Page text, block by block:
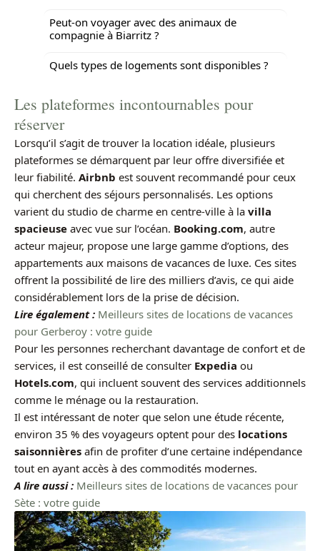
Peut-on voyager avec des animaux de
compagnie à Biarritz ?
Quels types de logements sont disponibles ?
Les plateformes incontournables pour
réserver
Lorsqu’il s’agit de trouver la location idéale, plusieurs
plateformes se démarquent par leur offre diversifiée et
leur fiabilité. Airbnb est souvent recommandé pour ceux
qui cherchent des séjours personnalisés. Les options
varient du studio de charme en centre-ville à la villa
spacieuse avec vue sur l’océan. Booking.com, autre
acteur majeur, propose une large gamme d’options, des
appartements aux maisons de vacances de luxe. Ces sites
offrent la possibilité de lire des milliers d’avis, ce qui aide
considérablement lors de la prise de décision.
Lire également : Meilleurs sites de locations de vacances
pour Gerberoy : votre guide
Pour les personnes recherchant davantage de confort et de
services, il est conseillé de consulter Expedia ou
Hotels.com, qui incluent souvent des services additionnels
comme le ménage ou la restauration.
Il est intéressant de noter que selon une étude récente,
environ 35 % des voyageurs optent pour des locations
saisonnières afin de profiter d’une certaine indépendance
tout en ayant accès à des commodités modernes.
A lire aussi : Meilleurs sites de locations de vacances pour
Sète : votre guide